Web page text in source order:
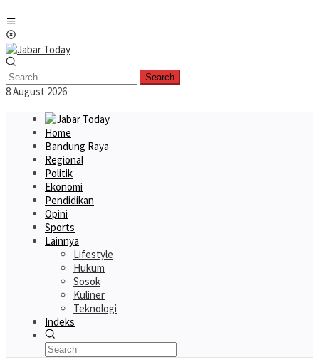
to
content
Search
8 August 2026
Home
Bandung Raya
Regional
Politik
Ekonomi
Pendidikan
Opini
Sports
Lainnya
Lifestyle
Hukum
Sosok
Kuliner
Teknologi
Indeks